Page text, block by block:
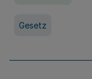
Gesetz